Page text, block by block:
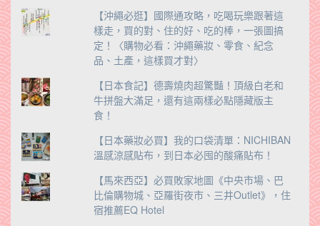
【沖繩必逛】國際通攻略，吃喝玩樂跟著這
樣走，買的對、住的好、吃的棒，一張圖搞
定！〈購物必看：沖繩藥妝、零食、紀念
品、土產，這樣買才對〉
【日本食記】德壽燒肉超驚豔！頂級白老和
牛拼盤大滿足，還有這兩樣必點隱藏版主
食！
【日本藥妝必買】我的口袋清單：NICHIBAN
溫感涼感貼布，到日本必囤的酸痛貼布！
【馬來西亞】必買敗家地圖《中央市場、巴
比倫購物城、亞羅街夜市、三井Outlet》，住
宿推薦EQ Hotel